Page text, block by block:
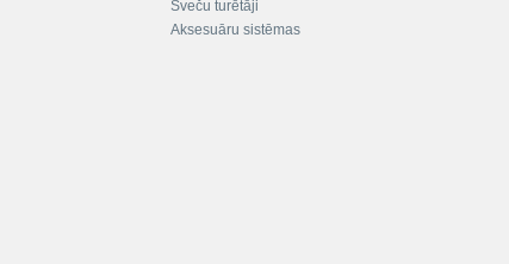
Sveču turētāji
Aksesuāru sistēmas